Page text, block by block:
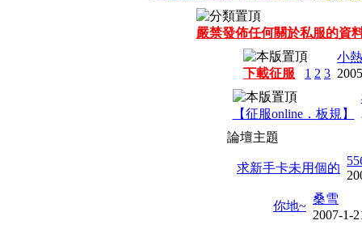
嚴禁發佈任何關於私服的資
下載征服 1 2 3
小
【征服online．板規】
論壇主題
求新手卡未用個的
你地~
桑雪
2007-1-